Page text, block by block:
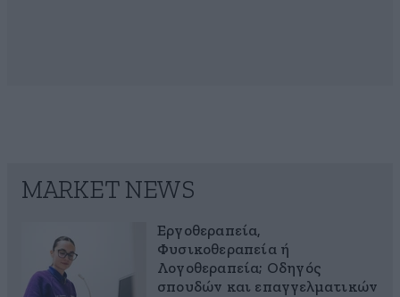
MARKET NEWS
Εργοθεραπεία,
Φυσικοθεραπεία ή
Λογοθεραπεία; Οδηγός
σπουδών και επαγγελματικών